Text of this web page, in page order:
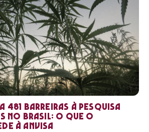
481 barreiras à pesquisa
no Brasil: o que o
à Anvisa